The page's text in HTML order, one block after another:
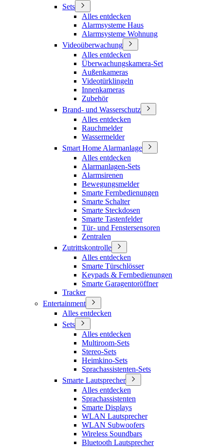
Sets
Alles entdecken
Alarmsysteme Haus
Alarmsysteme Wohnung
Videoüberwachung
Alles entdecken
Überwachungskamera-Set
Außenkameras
Videotürklingeln
Innenkameras
Zubehör
Brand- und Wasserschutz
Alles entdecken
Rauchmelder
Wassermelder
Smart Home Alarmanlage
Alles entdecken
Alarmanlagen-Sets
Alarmsirenen
Bewegungsmelder
Smarte Fernbedienungen
Smarte Schalter
Smarte Steckdosen
Smarte Tastenfelder
Tür- und Fenstersensoren
Zentralen
Zutrittskontrolle
Alles entdecken
Smarte Türschlösser
Keypads & Fernbedienungen
Smarte Garagentoröffner
Tracker
Entertainment
Alles entdecken
Sets
Alles entdecken
Multiroom-Sets
Stereo-Sets
Heimkino-Sets
Sprachassistenten-Sets
Smarte Lautsprecher
Alles entdecken
Sprachassistenten
Smarte Displays
WLAN Lautsprecher
WLAN Subwoofers
Wireless Soundbars
Bluetooth Lautsprecher